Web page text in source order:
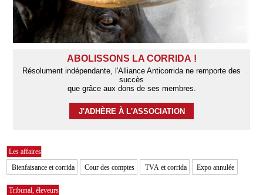
ABOLISSONS LA CORRIDA !
Résolument indépendante, l'Alliance Anticorrida ne remporte des
succès
que grâce aux dons de ses membres.
J'ADHÈRE À L'ASSOCIATION
Les affaires
Bienfaisance et corrida Cour des comptes TVA et corrida Expo annulée
Tribunal, éleveurs